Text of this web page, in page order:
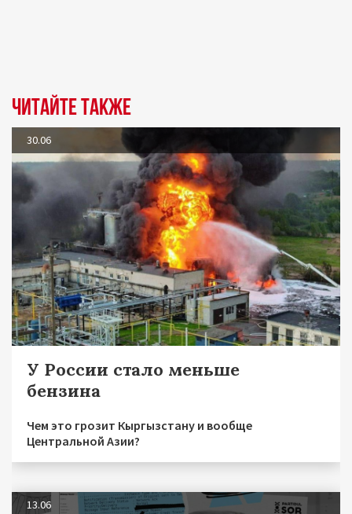
Читайте также
30.06
У России стало меньше
бензина
Чем это грозит Кыргызстану и вообще
Центральной Азии?
13.06